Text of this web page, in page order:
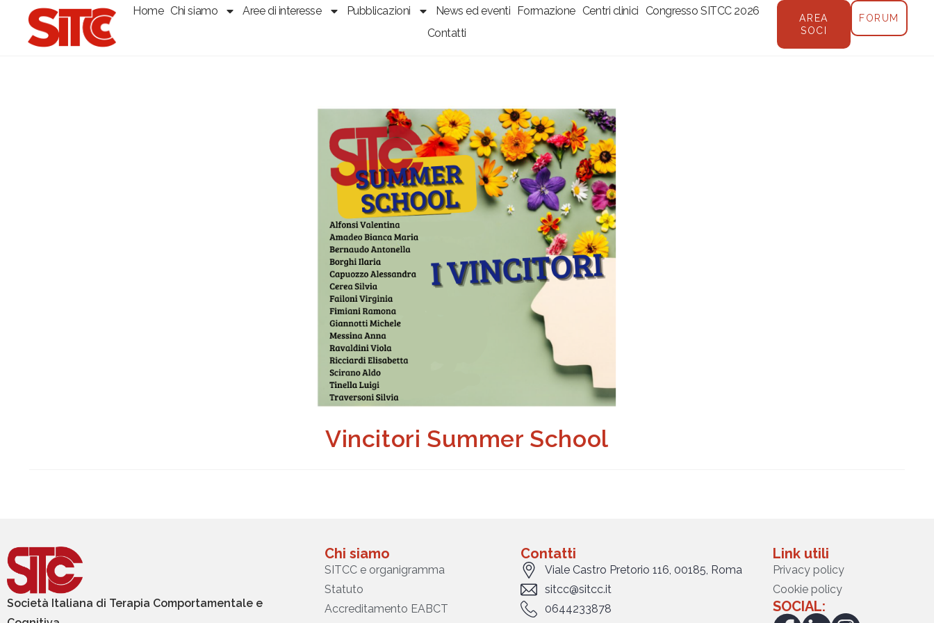
Home Chi siamo Aree di interesse Pubblicazioni News ed eventi Formazione Centri clinici
Congresso SITCC 2026
Contatti
AREA
SOCI
FORUM
Vincitori Summer School
Società Italiana di Terapia Comportamentale e
Chi siamo
SITCC e organigramma
Statuto
Accreditamento EABCT
Contatti
Viale Castro Pretorio 116, 00185, Roma
sitcc@sitcc.it
0644233878
Link utili
Privacy policy
Cookie policy
SOCIAL: